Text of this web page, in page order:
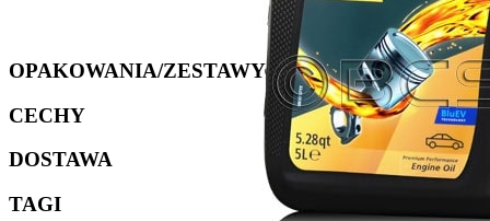
OPAKOWANIA/ZESTAWY
CECHY
DOSTAWA
TAGI